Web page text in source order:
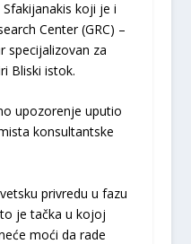
koji je i
Center (GRC) –
specijalizovan za
Bliski istok.
upozorenje uputio
konsultantske
privredu u fazu
je tačka u kojoj
moći da rade